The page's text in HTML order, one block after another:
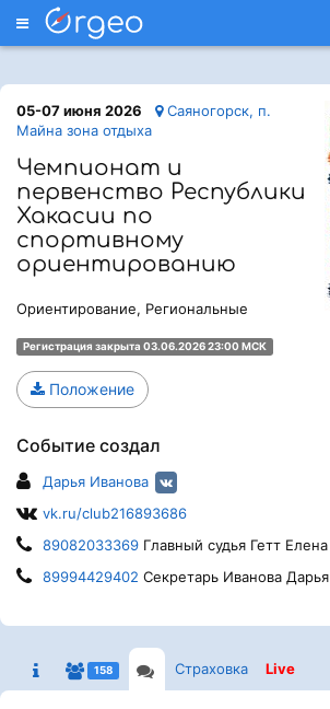
Меню
05-07 июня 2026
Саяногорск, п.
Майна зона отдыха
Чемпионат и
первенство Республики
Хакасии по
спортивному
ориентированию
Ориентирование, Региональные
Регистрация закрыта 03.06.2026 23:00 МСК
Положение
Событие создал
Дарья Иванова
vk.ru/club216893686
89082033369 Главный судья Гетт Елена
89994429402 Секретарь Иванова Дарья
158 Страховка Live